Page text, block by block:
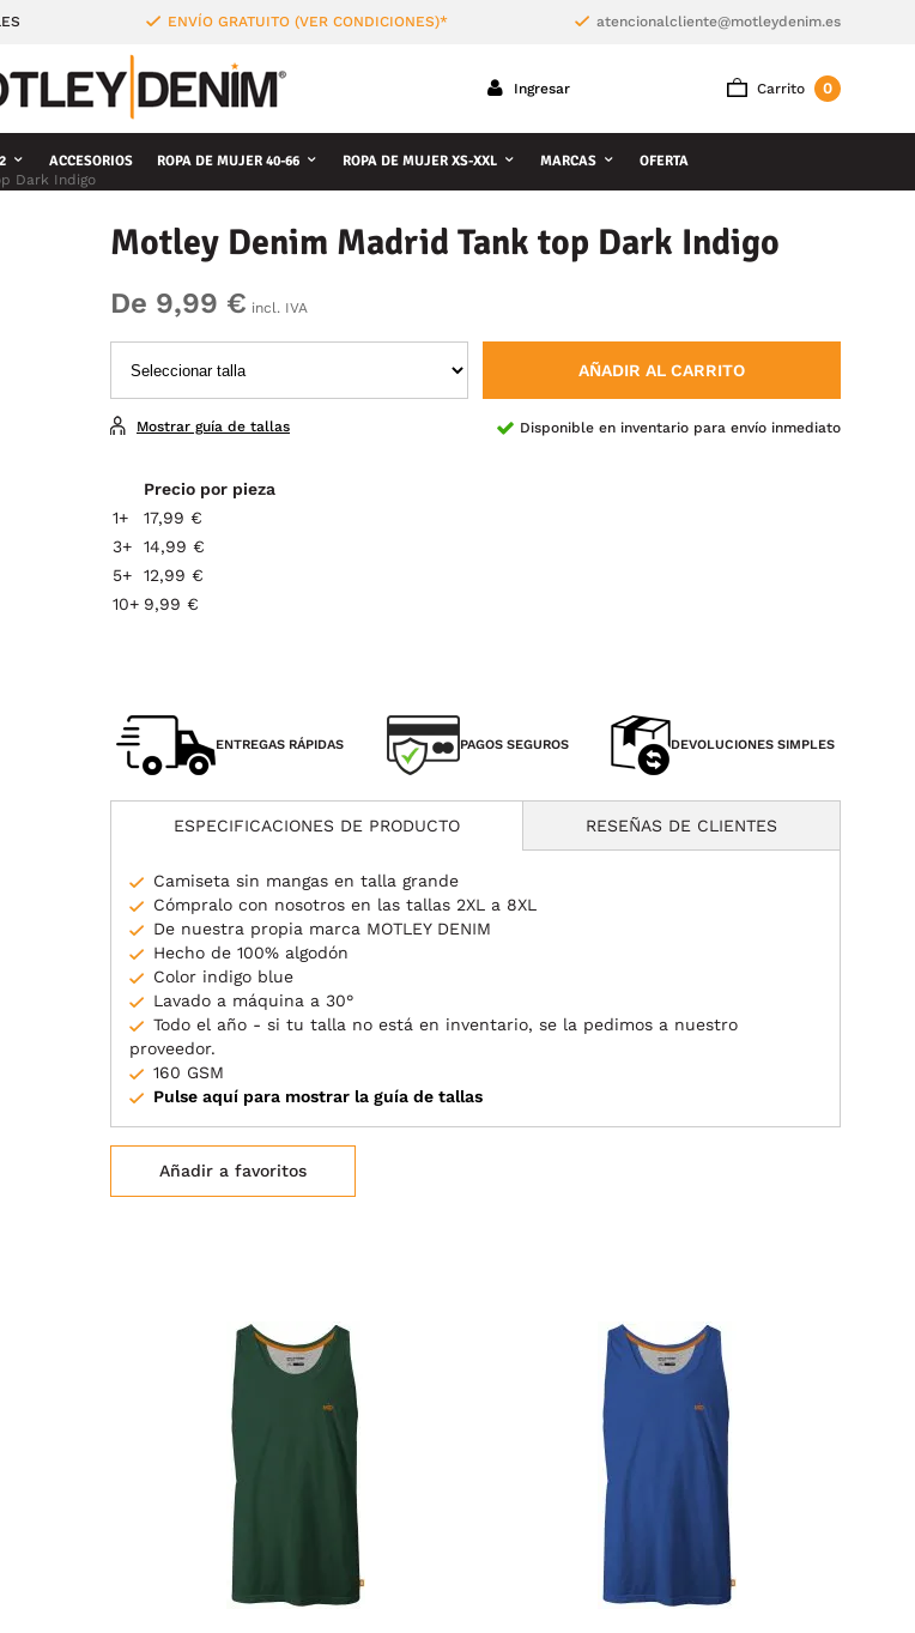
ENVÍO GRATUITO (VER CONDICIONES)* atencionalcliente@motleydenim.es
Carrito 0
Ingresar
ACCESORIOS ROPA DE MUJER 40-66 ROPA DE MUJER XS-XXL MARCAS OFERTA
Dark Indigo
Motley Denim Madrid Tank top Dark Indigo
De 9,99 € incl. IVA
AÑADIR AL CARRITO
Disponible en inventario para envío inmediato
Mostrar guía de tallas
Precio por pieza
1+
17,99 €
3+
14,99 €
5+
12,99 €
10+ 9,99 €
ENTREGAS RÁPIDAS PAGOS SEGUROS DEVOLUCIONES SIMPLES
ESPECIFICACIONES DE PRODUCTO RESEÑAS DE CLIENTES
Camiseta sin mangas en talla grande
Cómpralo con nosotros en las tallas 2XL a 8XL
De nuestra propia marca MOTLEY DENIM
Hecho de 100% algodón
Color indigo blue
Lavado a máquina a 30°
Todo el año - si tu talla no está en inventario, se la pedimos a nuestro
proveedor.
160 GSM
Pulse aquí para mostrar la guía de tallas
Añadir a favoritos